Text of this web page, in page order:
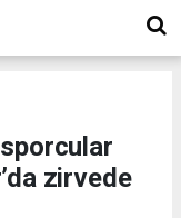
zirvede